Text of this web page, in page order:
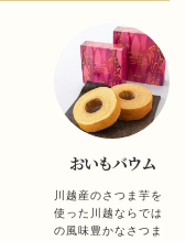
おいもバウム
川越産のさつま芋を
使った川越ならでは
の風味豊かなさつま